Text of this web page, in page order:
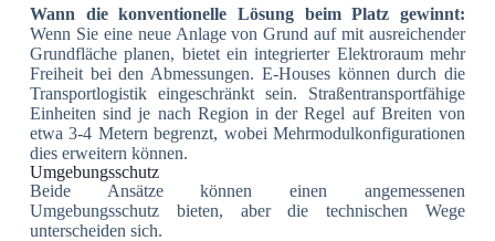
Wann die konventionelle Lösung beim Platz gewinnt:
Wenn Sie eine neue Anlage von Grund auf mit ausreichender
Grundfläche planen, bietet ein integrierter Elektroraum mehr
Freiheit bei den Abmessungen. E-Houses können durch die
Transportlogistik eingeschränkt sein. Straßentransportfähige
Einheiten sind je nach Region in der Regel auf Breiten von
etwa 3-4 Metern begrenzt, wobei Mehrmodulkonfigurationen
dies erweitern können.
Umgebungsschutz
Beide Ansätze können einen angemessenen
Umgebungsschutz bieten, aber die technischen Wege
unterscheiden sich.